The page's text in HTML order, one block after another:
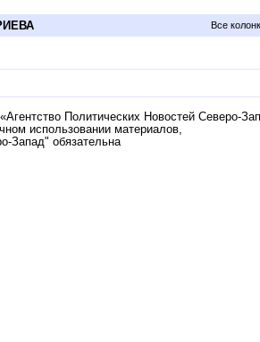
Все
Политических Новостей Северо-
использовании материалов,
Запад" обязательна